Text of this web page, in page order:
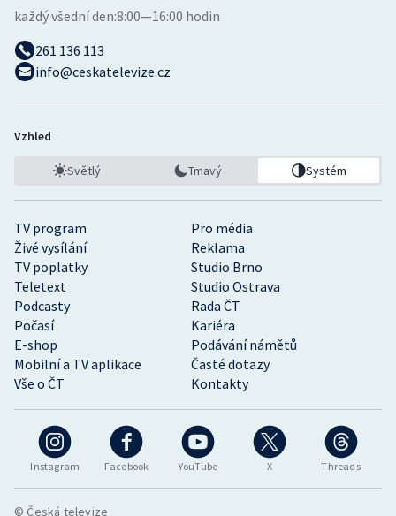
Instagram Facebook YouTube X Threads
TV program
Pro média
Živé vysílání
Reklama
TV poplatky
Studio Brno
Teletext
Studio Ostrava
Podcasty
Rada ČT
Počasí
Kariéra
E-shop
Podávání námětů
Mobilní a TV aplikace
Časté dotazy
Vše o ČT
Kontakty
každý všední den:8:00—16:00 hodin
261 136 113
info@ceskatelevize.cz
Vzhled
Světlý Tmavý Systém
© Česká televize